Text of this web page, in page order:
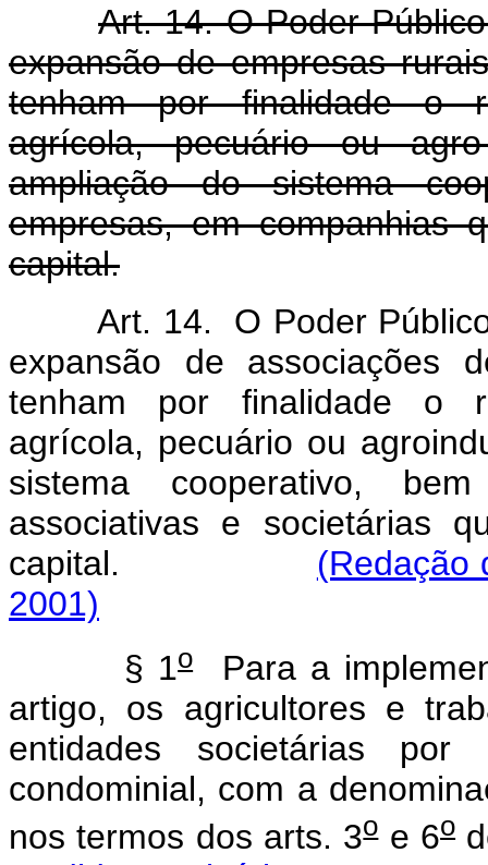
Art. 14. O Poder
expansão de empresas
tenham por finalidade o
agrícola, pecuário ou
ampliação do sistema
empresas, em companhias
capital.
Art. 14. O Poder
expansão de associações
tenham por finalidade o
agrícola, pecuário ou
sistema cooperativo,
associativas e societárias
capital. (Redação
2001)
§ 1oPara a
artigo, os agricultores e
entidades societárias
condominial, com a
nos termos dos arts. 3oe 6o